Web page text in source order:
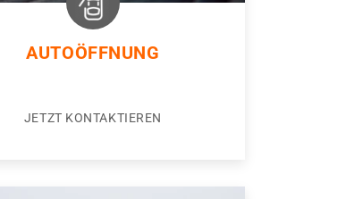
AUTOÖFFNUNG
JETZT KONTAKTIEREN